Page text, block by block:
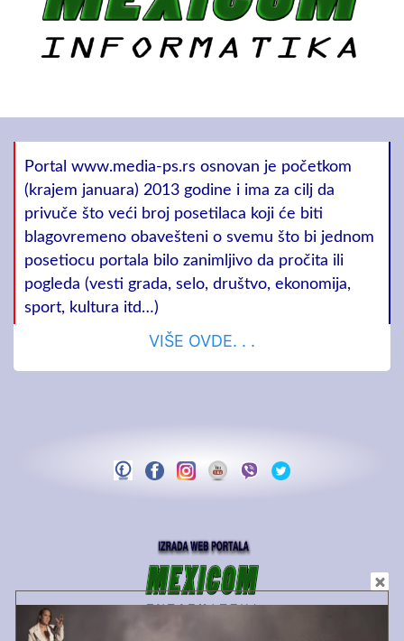
Portal www.media-ps.rs osnovan je početkom
(krajem januara) 2013 godine i ima za cilj da
privuče što veći broj posetilaca koji će biti
blagovremeno obavešteni o svemu što bi jednom
posetiocu portala bilo zanimljivo da pročita ili
pogleda (vesti grada, selo, društvo, ekonomija,
sport, kultura itd…)
VIŠE OVDE. . .